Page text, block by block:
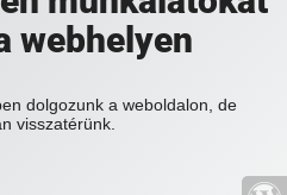
webhelyen
dolgozunk a weboldalon, de
visszatérünk.